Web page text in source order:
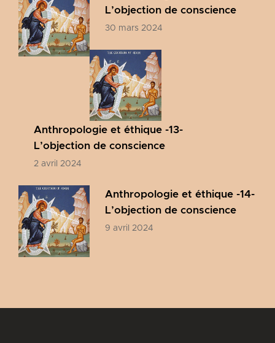
L’objection de conscience
30 mars 2024
Anthropologie et éthique -13-
L’objection de conscience
2 avril 2024
Anthropologie et éthique -14-
L’objection de conscience
9 avril 2024